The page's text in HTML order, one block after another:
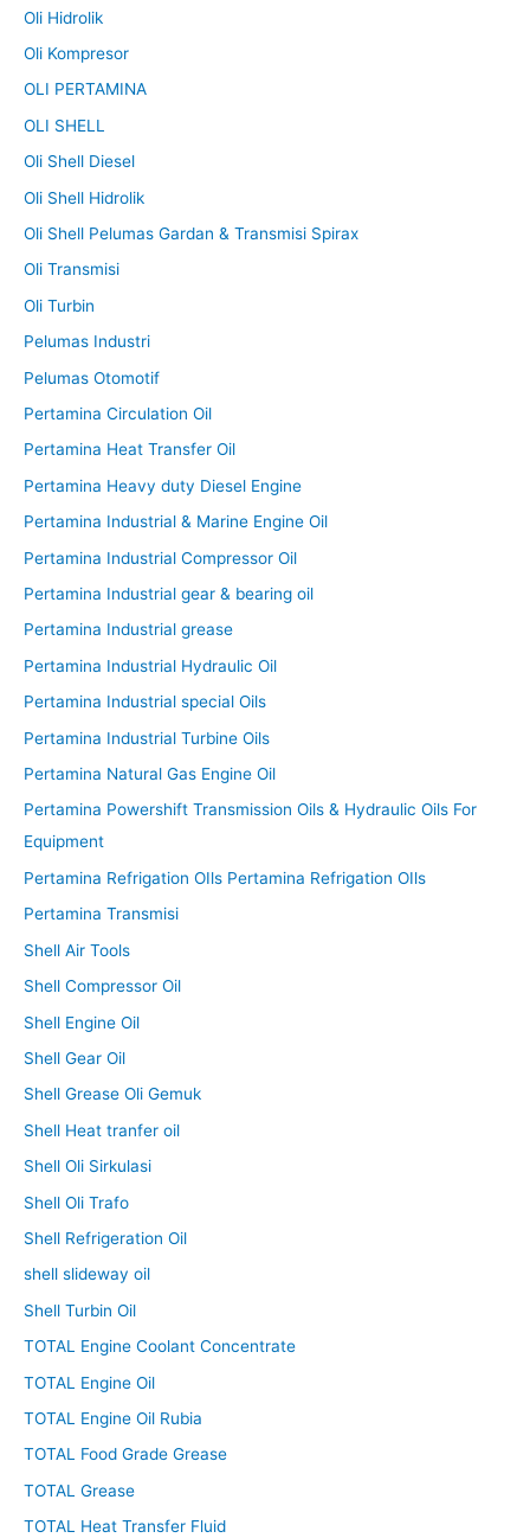
Oli Hidrolik
Oli Kompresor
OLI PERTAMINA
OLI SHELL
Oli Shell Diesel
Oli Shell Hidrolik
Oli Shell Pelumas Gardan & Transmisi Spirax
Oli Transmisi
Oli Turbin
Pelumas Industri
Pelumas Otomotif
Pertamina Circulation Oil
Pertamina Heat Transfer Oil
Pertamina Heavy duty Diesel Engine
Pertamina Industrial & Marine Engine Oil
Pertamina Industrial Compressor Oil
Pertamina Industrial gear & bearing oil
Pertamina Industrial grease
Pertamina Industrial Hydraulic Oil
Pertamina Industrial special Oils
Pertamina Industrial Turbine Oils
Pertamina Natural Gas Engine Oil
Pertamina Powershift Transmission Oils & Hydraulic Oils For
Equipment
Pertamina Refrigation OIls Pertamina Refrigation OIls
Pertamina Transmisi
Shell Air Tools
Shell Compressor Oil
Shell Engine Oil
Shell Gear Oil
Shell Grease Oli Gemuk
Shell Heat tranfer oil
Shell Oli Sirkulasi
Shell Oli Trafo
Shell Refrigeration Oil
shell slideway oil
Shell Turbin Oil
TOTAL Engine Coolant Concentrate
TOTAL Engine Oil
TOTAL Engine Oil Rubia
TOTAL Food Grade Grease
TOTAL Grease
TOTAL Heat Transfer Fluid